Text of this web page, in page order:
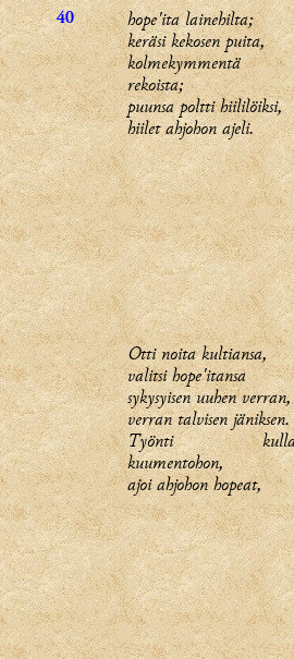
40
hope'ita lainehilta;
keräsi kekosen puita,
kolmekymmentä
rekoista;
puunsa poltti hiililöiksi,
hiilet ahjohon ajeli.
Otti noita kultiansa,
valitsi hope'itansa
sykysyisen uuhen verran,
verran talvisen jäniksen.
Työnti
kuumentohon,
ajoi ahjohon hopeat,